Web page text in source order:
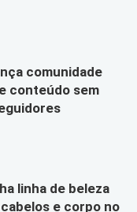
comunidade
conteúdo sem
linha de beleza
e corpo no